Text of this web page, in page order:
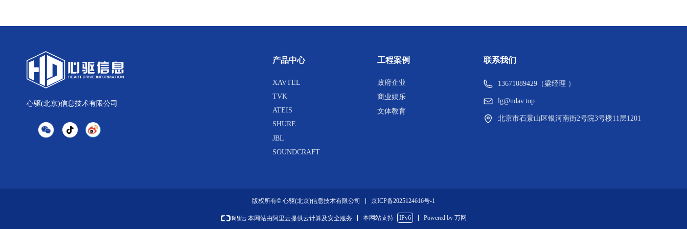
心驱(北京)信息技术有限公司
联系我们
13671089429（梁经理 ）
lg@ndav.top
北京市石景山区银河南街2号院3号楼11层1201
产品中心
XAVTEL
TVK
ATEIS
SHURE
JBL
SOUNDCRAFT
工程案例
政府企业
商业娱乐
文体教育
版权所有© 心驱(北京)信息技术有限公司 京ICP备2025124616号-1
本网站由阿里云提供云计算及安全服务 本网站支持 IPv6 Powered by 万网